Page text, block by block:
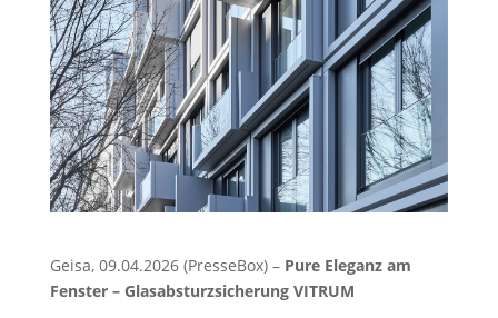
Geisa, 09.04.2026 (PresseBox) – Pure Eleganz am
Fenster – Glasabsturzsicherung VITRUM